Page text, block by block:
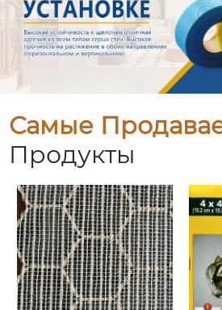
Самые
Продукты